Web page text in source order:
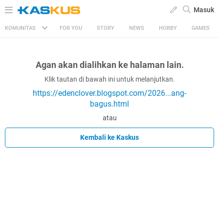
Masuk
KOMUNITAS FOR YOU STORY NEWS HOBBY GAMES
Agan akan dialihkan ke halaman lain.
Klik tautan di bawah ini untuk melanjutkan.
https://edenclover.blogspot.com/2026...ang-
bagus.html
atau
Kembali ke Kaskus